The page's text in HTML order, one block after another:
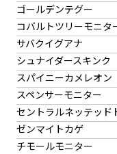
ゴールデンテグー
コバルトツリーモニタ
サバクイグアナ
シュナイダースキンク
スパイニーカメレオン
スペンサーモニター
セントラルネッテッド
ゼンマイトカゲ
チモールモニター